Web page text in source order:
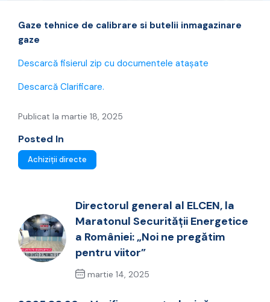
Gaze tehnice de calibrare si butelii inmagazinare
gaze
Descarcă fisierul zip cu documentele atașate
Descarcă Clarificare.
Publicat la martie 18, 2025
Posted In
Achiziții directe
Directorul general al ELCEN, la
Maratonul Securității Energetice
a României: „Noi ne pregătim
pentru viitor”
martie 14, 2025